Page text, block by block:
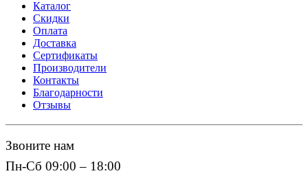
Каталог
Скидки
Оплата
Доставка
Сертификаты
Производители
Контакты
Благодарности
Отзывы
Звоните нам
Пн-Сб 09:00 – 18:00